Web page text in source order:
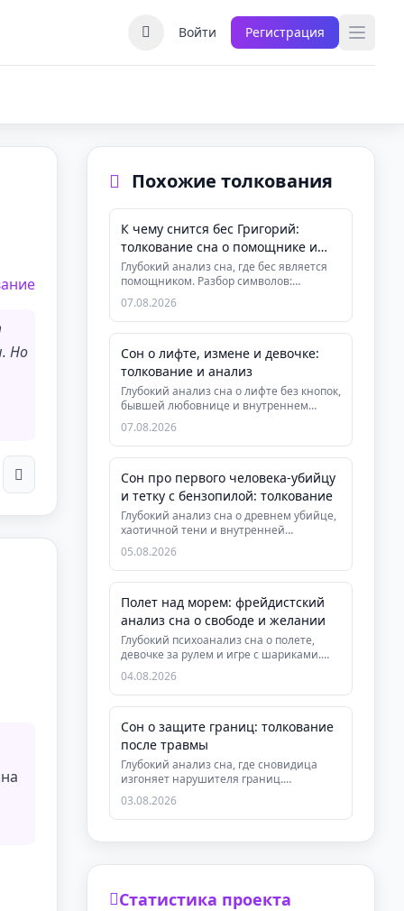
Войти Регистрация
Но
Похожие толкования
К чему снится бес Григорий:
толкование сна о помощнике и
предназначении
Глубокий анализ сна, где бес является
помощником. Разбор символов:
заснеженная улица, отец, перекрёс...
07.08.2026
Сон о лифте, измене и девочке:
толкование и анализ
Глубокий анализ сна о лифте без кнопок,
бывшей любовнице и внутреннем
ребёнке. Психологическая и дух...
07.08.2026
Сон про первого человека-убийцу
и тетку с бензопилой: толкование
Глубокий анализ сна о древнем убийце,
хаотичной тени и внутренней
трансформации. Узнайте, что означа...
05.08.2026
Полет над морем: фрейдистский
анализ сна о свободе и желании
Глубокий психоанализ сна о полете,
девочке за рулем и игре с шариками.
Узнайте, как сон раскрывает в...
04.08.2026
Сон о защите границ: толкование
после травмы
Глубокий анализ сна, где сновидица
изгоняет нарушителя границ.
Символизм наготы, дома и гнева. Как с...
03.08.2026
Статистика проекта